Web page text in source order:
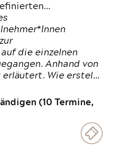
die einzelnen
Anhand von
Wie erstel…
(10 Termine,